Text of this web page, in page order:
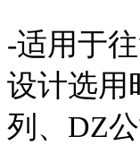
-适用于
设计选用
列、DZ